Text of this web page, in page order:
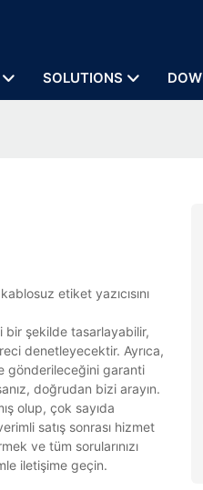
SOLUTIONS
etiket yazıcısını
bir şekilde tasarlayabilir,
denetleyecektir. Ayrıca,
gönderileceğini garanti
doğrudan bizi arayın.
olup, çok sayıda
satış sonrası hizmet
ve tüm sorularınızı
iletişime geçin.